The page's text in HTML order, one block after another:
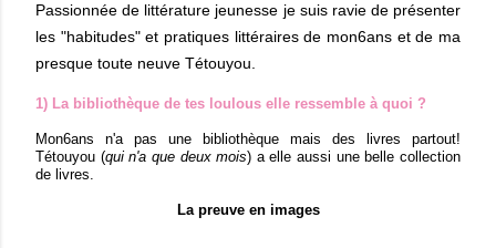
Passionnée de littérature jeunesse je suis ravie de présenter
les "habitudes" et pratiques littéraires de mon6ans et de ma
presque toute neuve Tétouyou.
1) La bibliothèque de tes loulous elle ressemble à quoi ?
Mon6ans n'a pas une bibliothèque mais des livres partout!
Tétouyou (qui n'a que deux mois) a elle aussi une belle collection
de livres.
La preuve en images